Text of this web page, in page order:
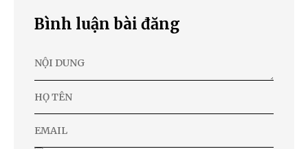
Bình luận bài đăng